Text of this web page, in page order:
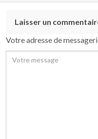
Laisser un
Votre adresse de